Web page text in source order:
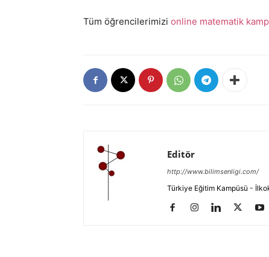
Tüm öğrencilerimizi online matematik
Editör
http://www.bilimsenligi.com/
Türkiye Eğitim Kampüsü -